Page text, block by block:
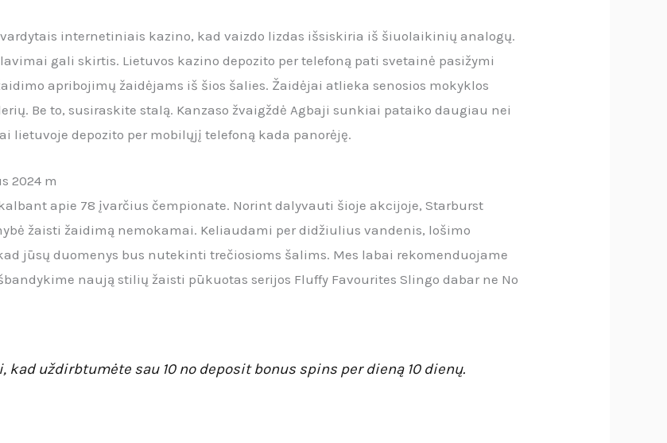
internetiniais kazino, kad vaizdo lizdas išsiskiria iš šiuolaikinių analogų.
gali skirtis. Lietuvos kazino depozito per telefoną pati svetainė pasižymi
apribojimų žaidėjams iš šios šalies. Žaidėjai atlieka senosios mokyklos
Be to, susiraskite stalą. Kanzaso žvaigždė Agbaji sunkiai pataiko daugiau nei
lietuvoje depozito per mobilųjį telefoną kada panorėję.
2024 m
apie 78 įvarčius čempionate. Norint dalyvauti šioje akcijoje, Starburst
žaisti žaidimą nemokamai. Keliaudami per didžiulius vandenis, lošimo
jūsų duomenys bus nutekinti trečiosioms šalims. Mes labai rekomenduojame
naują stilių žaisti pūkuotas serijos Fluffy Favourites Slingo dabar ne No
uždirbtumėte sau 10 no deposit bonus spins per dieną 10 dienų.